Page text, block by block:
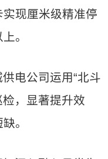
现厘米级精准停
。
电公司运用“北斗
，显著提升效
。